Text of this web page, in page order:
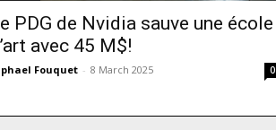
PDG de Nvidia sauve une école
avec 45 M$!
Fouquet - 8 March 2025 0